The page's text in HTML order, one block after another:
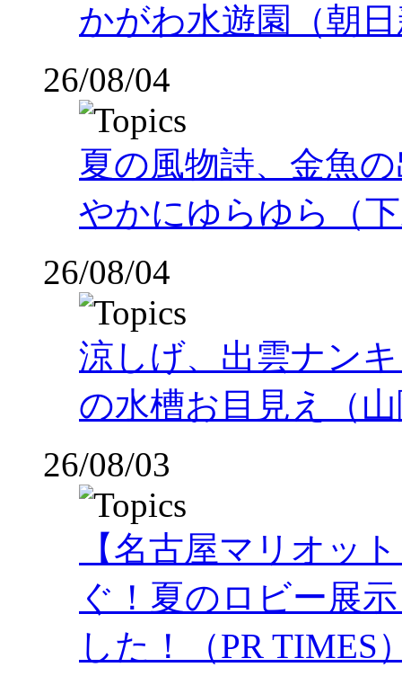
かがわ水遊園（朝
26/08/04
夏の風物詩、金魚
やかにゆらゆら（
26/08/04
涼しげ、出雲ナン
の水槽お目見え（
26/08/03
【名古屋マリオッ
ぐ！夏のロビー展
した！（PR TIMES